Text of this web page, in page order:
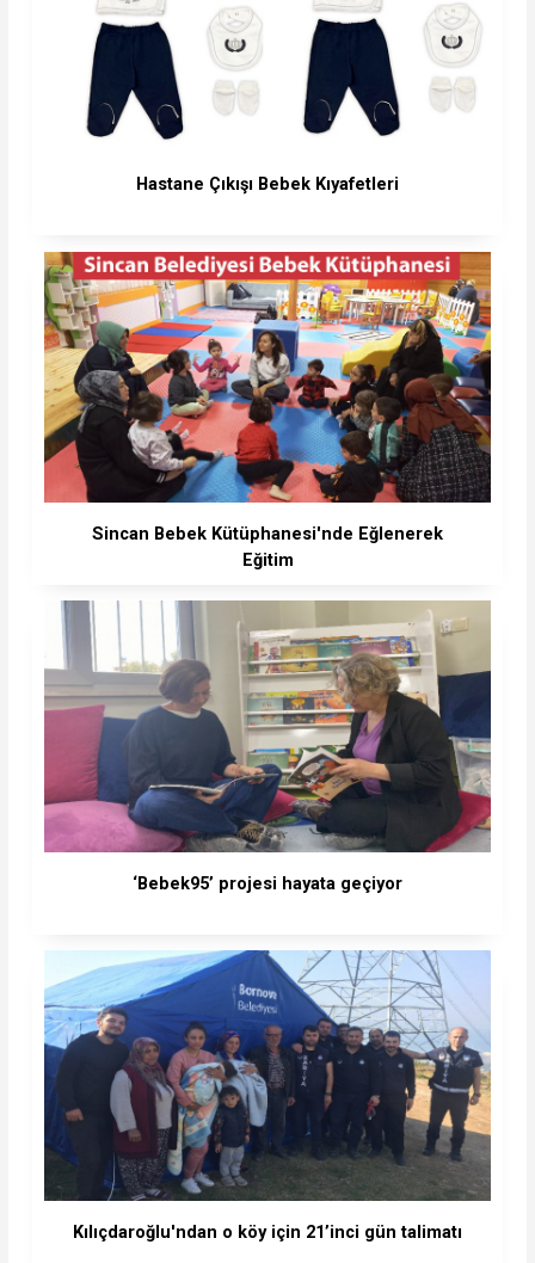
Hastane Çıkışı Bebek Kıyafetleri
Sincan Bebek Kütüphanesi'nde Eğlenerek
Eğitim
‘Bebek95’ projesi hayata geçiyor
Kılıçdaroğlu'ndan o köy için 21’inci gün talimatı